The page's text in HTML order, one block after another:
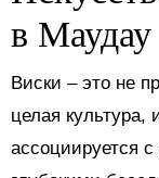
в Маудау
Виски – это не
целая культура,
ассоциируется